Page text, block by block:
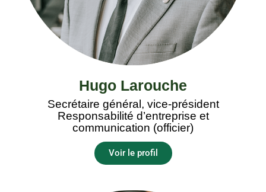
Hugo Larouche
Secrétaire général, vice-président
Responsabilité d’entreprise et
communication (officier)
Voir le profil